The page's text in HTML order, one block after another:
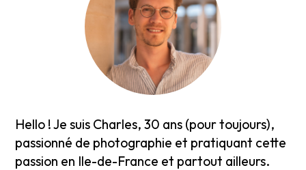
Hello ! Je suis Charles, 30 ans (pour toujours),
passionné de photographie et pratiquant cette
passion en Ile-de-France et partout ailleurs.